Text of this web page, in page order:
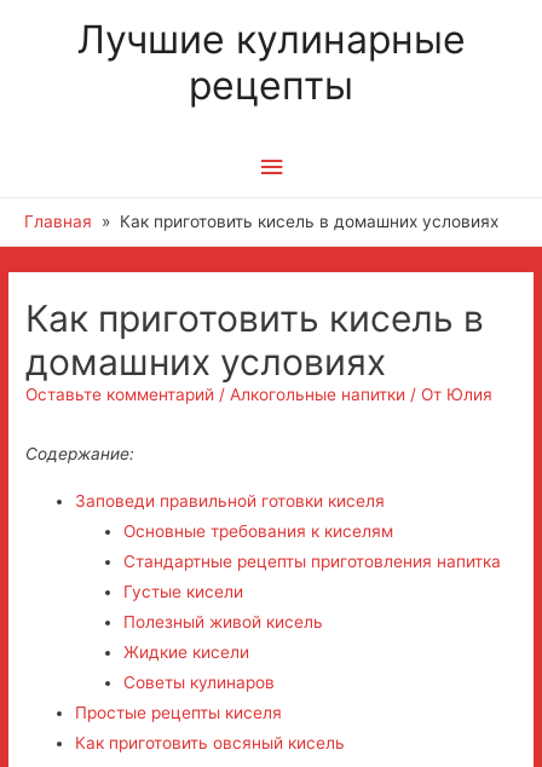
Лучшие кулинарные
рецепты
Главное
меню
Главная Как приготовить кисель в домашних условиях
Как приготовить кисель в
домашних условиях
Оставьте комментарий /Алкогольные напитки / От Юлия
Содержание:
Заповеди правильной готовки киселя
Основные требования к киселям
Стандартные рецепты приготовления напитка
Густые кисели
Полезный живой кисель
Жидкие кисели
Советы кулинаров
Простые рецепты киселя
Как приготовить овсяный кисель